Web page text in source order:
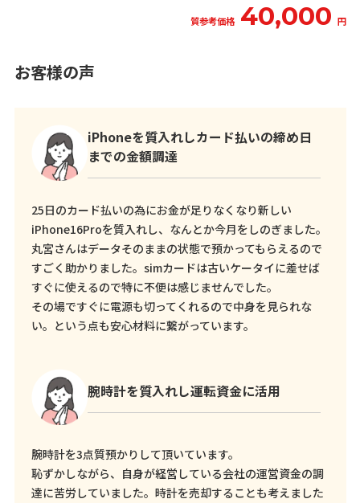
質参考価格 40,000 円
お客様の声
iPhoneを質入れしカード払いの締め日
までの金額調達
25日のカード払いの為にお金が足りなくなり新しい
iPhone16Proを質入れし、なんとか今月をしのぎました。
丸宮さんはデータそのままの状態で預かってもらえるので
すごく助かりました。simカードは古いケータイに差せば
すぐに使えるので特に不便は感じませんでした。
その場ですぐに電源も切ってくれるので中身を見られな
い。という点も安心材料に繋がっています。
腕時計を質入れし運転資金に活用
腕時計を3点質預かりして頂いています。
恥ずかしながら、自身が経営している会社の運営資金の調
達に苦労していました。時計を売却することも考えました